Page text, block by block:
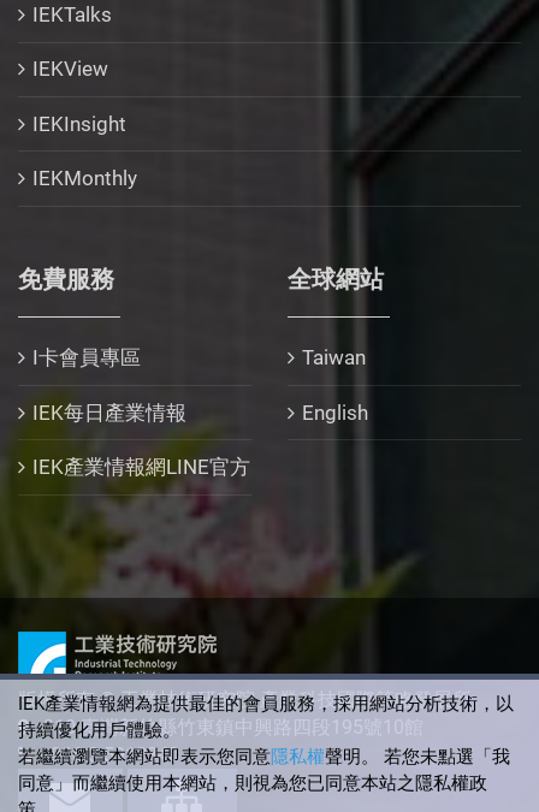
IEKTalks
IEKView
IEKInsight
IEKMonthly
免費服務
I卡會員專區
IEK每日產業情報
IEK產業情報網LINE官方
全球網站
Taiwan
English
版權所有 © 工業技術研究院 產業科技國際策略發展所
310 臺灣新竹縣竹東鎮中興路四段195號10館
+886-3-5912340
IEK產業情報網為提供最佳的會員服務，採用網站分析技術，以
持續優化用戶體驗。
若繼續瀏覽本網站即表示您同意隱私權聲明。 若您未點選「我
同意」而繼續使用本網站，則視為您已同意本站之隱私權政